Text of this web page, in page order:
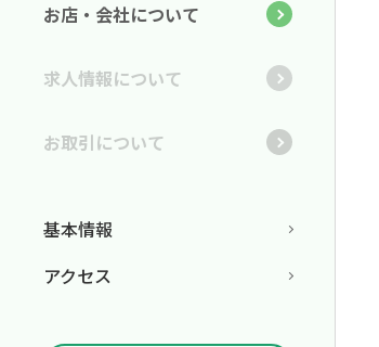
お店・会社について
求人情報について
お取引について
基本情報
アクセス